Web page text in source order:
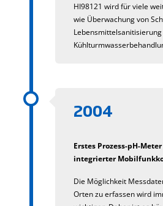
HI98121 wird für viele
wie Überwachung von
2004
Erstes Prozess-pH-
integrierter
Die Möglichkeit
Orten zu erfassen wird